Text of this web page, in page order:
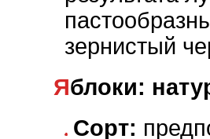
зернистый
Яблоки:
Сорт: